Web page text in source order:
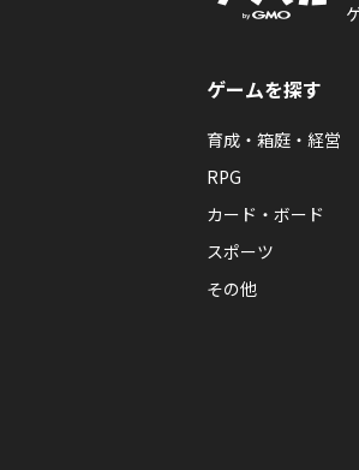
ゲームを探す
育成・箱庭・経営
RPG
カード・ボード
スポーツ
その他